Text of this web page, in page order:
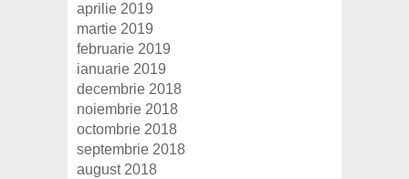
aprilie 2019
martie 2019
februarie 2019
ianuarie 2019
decembrie 2018
noiembrie 2018
octombrie 2018
septembrie 2018
august 2018